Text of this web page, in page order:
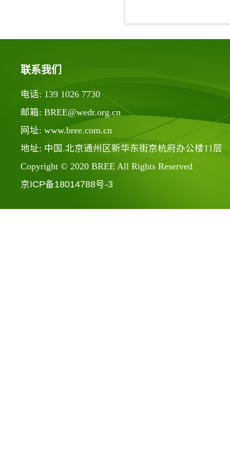
联系我们
电话: 139 1026 7730
邮箱: BREE@wedr.org.cn
网址: www.bree.com.cn
地址: 中国.北京通州区新华东街京杭府办公楼11层
Copyright © 2020 BREE All Rights Reserved
京ICP备18014788号-3